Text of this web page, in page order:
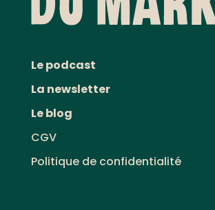
Le podcast
La newsletter
Le blog
CGV
Politique de confidentialité